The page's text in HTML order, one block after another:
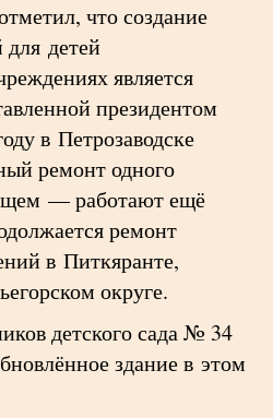
что создание
детей
является
президентом
в Петрозаводске
ремонт одного
— работают ещё
ремонт
в Питкяранте,
округе.
детского сада № 34
здание в этом